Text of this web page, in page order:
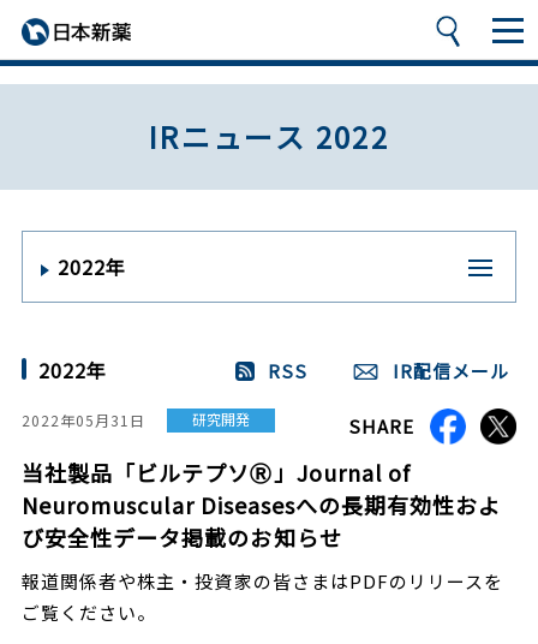
IRニュース 2022
2022年
2022年 RSS IR配信メール
2022年05月31日 研究開発 SHARE
当社製品「ビルテプソⓇ」Journal of
Neuromuscular Diseasesへの長期有効性およ
び安全性データ掲載のお知らせ
報道関係者や株主・投資家の皆さまはPDFのリリースを
ご覧ください。